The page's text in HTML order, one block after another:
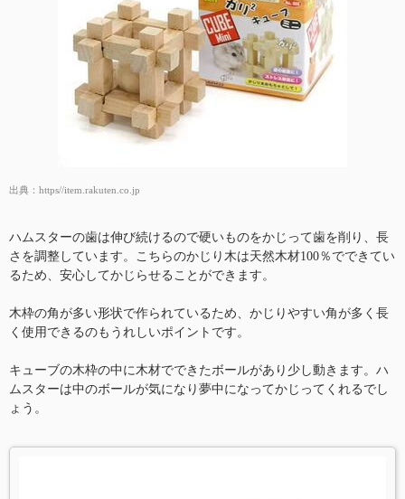
出典： https//item.rakuten.co.jp
ハムスターの歯は伸び続けるので硬いものをかじって歯を削り、長
さを調整しています。こちらのかじり木は天然木材100％でできてい
るため、安心してかじらせることができます。
木枠の角が多い形状で作られているため、かじりやすい角が多く長
く使用できるのもうれしいポイントです。
キューブの木枠の中に木材でできたボールがあり少し動きます。ハ
ムスターは中のボールが気になり夢中になってかじってくれるでし
ょう。